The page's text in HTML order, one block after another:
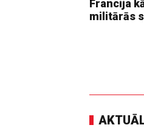
Francija
militārās